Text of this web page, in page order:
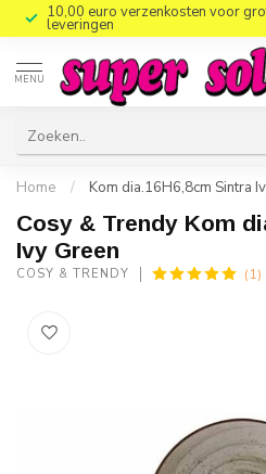
10,00 euro verzenkosten voor
leveringen
MENU
Home / Kom dia.16H6,8cm Sintra
Cosy & Trendy Kom
Ivy Green
COSY & TRENDY (1)